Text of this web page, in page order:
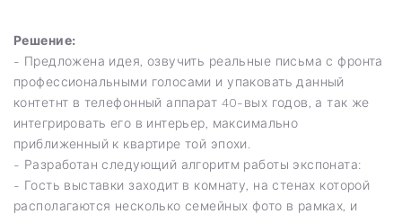
Решение:
- Предложена идея, озвучить реальные письма с фронта
профессиональными голосами и упаковать данный
контетнт в телефонный аппарат 40-вых годов, а так же
интегрировать его в интерьер, максимально
приближенный к квартире той эпохи.
- Разработан следующий алгоритм работы экспоната:
- Гость выставки заходит в комнату, на стенах которой
располагаются несколько семейных фото в рамках, и